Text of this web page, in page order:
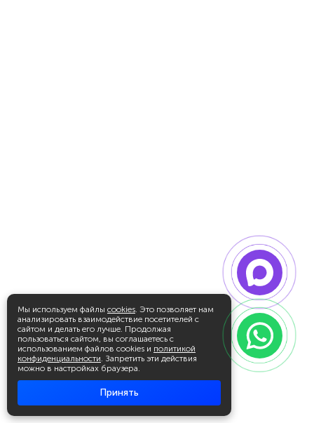
Мы используем файлы cookies. Это позволяет нам
анализировать взаимодействие посетителей с
сайтом и делать его лучше. Продолжая
пользоваться сайтом, вы соглашаетесь с
использованием файлов cookies и политикой
конфиденциальности. Запретить эти действия
можно в настройках браузера.
Принять